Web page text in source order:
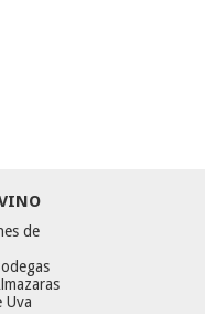
de
Uva